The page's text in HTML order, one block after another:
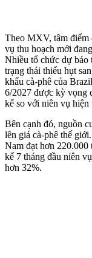
Theo MXV, tâm điểm
vụ thu hoạch mới
Nhiều tổ chức dự báo
trạng thái thiếu hụt
khẩu cà-phê của
6/2027 được kỳ vọng
kể so với niên vụ hiện
Bên cạnh đó, nguồn
lên giá cà-phê thế
Nam đạt hơn
kế 7 tháng đầu niên
hơn 32%.